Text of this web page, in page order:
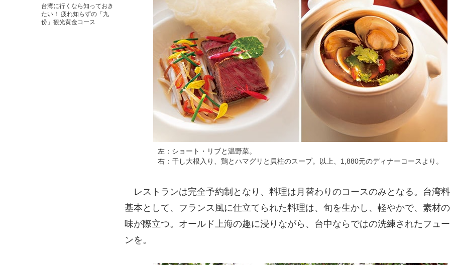
台湾に行くなら知っておき
たい！ 疲れ知らずの「九
份」観光黄金コース
左：ショート・リブと温野菜。
右：干し大根入り、鶏とハマグリと貝柱のスープ。以上、1,880元のディナーコースより。
レストランは完全予約制となり、料理は月替わりのコースのみとなる。台湾
基本として、フランス風に仕立てられた料理は、旬を生かし、軽やかで、素材
味が際立つ。オールド上海の趣に浸りながら、台中ならではの洗練されたフュ
ンを。